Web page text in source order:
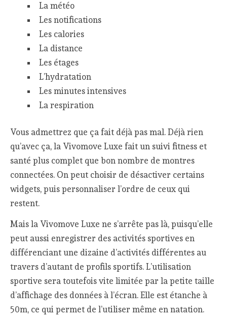
La météo
Les notifications
Les calories
La distance
Les étages
L’hydratation
Les minutes intensives
La respiration
Vous admettrez que ça fait déjà pas mal. Déjà rien
qu’avec ça, la Vivomove Luxe fait un suivi fitness et
santé plus complet que bon nombre de montres
connectées. On peut choisir de désactiver certains
widgets, puis personnaliser l’ordre de ceux qui
restent.
Mais la Vivomove Luxe ne s’arrête pas là, puisqu’elle
peut aussi enregistrer des activités sportives en
différenciant une dizaine d’activités différentes au
travers d’autant de profils sportifs. L’utilisation
sportive sera toutefois vite limitée par la petite taille
d’affichage des données à l’écran. Elle est étanche à
50m, ce qui permet de l’utiliser même en natation.